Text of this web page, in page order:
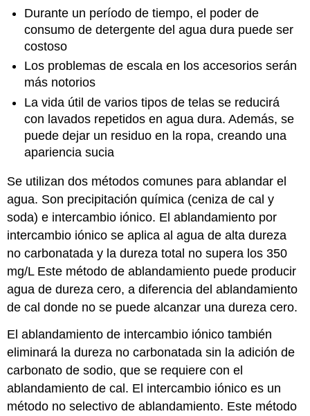
Durante un período de tiempo, el poder de
consumo de detergente del agua dura puede ser
costoso
Los problemas de escala en los accesorios serán
más notorios
La vida útil de varios tipos de telas se reducirá
con lavados repetidos en agua dura. Además, se
puede dejar un residuo en la ropa, creando una
apariencia sucia
Se utilizan dos métodos comunes para ablandar el
agua. Son precipitación química (ceniza de cal y
soda) e intercambio iónico. El ablandamiento por
intercambio iónico se aplica al agua de alta dureza
no carbonatada y la dureza total no supera los 350
mg/L Este método de ablandamiento puede producir
agua de dureza cero, a diferencia del ablandamiento
de cal donde no se puede alcanzar una dureza cero.
El ablandamiento de intercambio iónico también
eliminará la dureza no carbonatada sin la adición de
carbonato de sodio, que se requiere con el
ablandamiento de cal. El intercambio iónico es un
método no selectivo de ablandamiento. Este método